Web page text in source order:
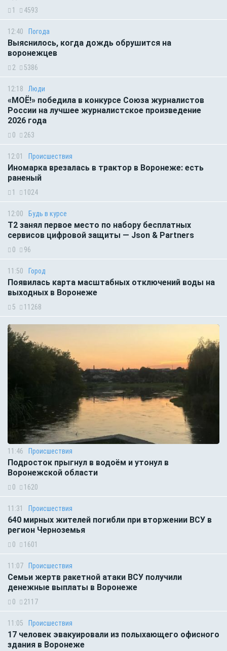
1 4593
12:40 Погода
Выяснилось, когда дождь обрушится на
воронежцев
2 5386
12:18 Люди
«МОЁ!» победила в конкурсе Союза журналистов
России на лучшее журналистское произведение
2026 года
0 263
12:01 Происшествия
Иномарка врезалась в трактор в Воронеже: есть
раненый
1 1024
12:00 Будь в курсе
Т2 занял первое место по набору бесплатных
сервисов цифровой защиты — Json & Partners
0 96
11:50 Город
Появилась карта масштабных отключений воды на
выходных в Воронеже
5 11268
11:46 Происшествия
Подросток прыгнул в водоём и утонул в
Воронежской области
0 1620
11:31 Происшествия
640 мирных жителей погибли при вторжении ВСУ в
регион Черноземья
0 1601
11:07 Происшествия
Семьи жертв ракетной атаки ВСУ получили
денежные выплаты в Воронеже
0 2117
11:05 Происшествия
17 человек эвакуировали из полыхающего офисного
здания в Воронеже